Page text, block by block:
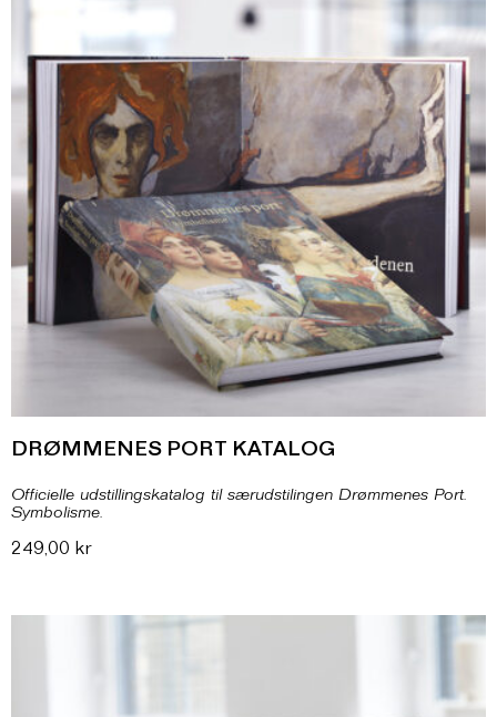
DRØMMENES PORT KATALOG
Officielle udstillingskatalog til særudstilingen Drømmenes Port.
Symbolisme.
249,00 kr